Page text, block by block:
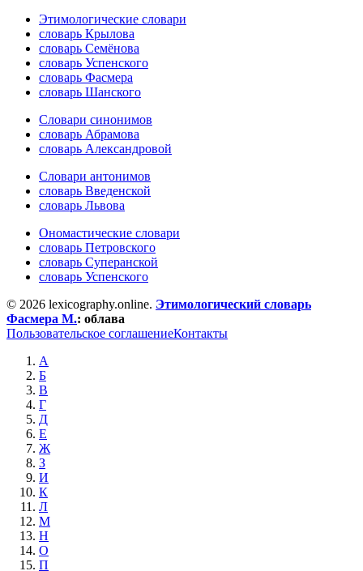
Этимологические словари
словарь Крылова
словарь Семёнова
словарь Успенского
словарь Фасмера
словарь Шанского
Словари синонимов
словарь Абрамова
словарь Александровой
Словари антонимов
словарь Введенской
словарь Львова
Ономастические словари
словарь Петровского
словарь Суперанской
словарь Успенского
© 2026 lexicography.online. Этимологический словарь
Фасмера М.: облава
Пользовательское соглашениеКонтакты
А
Б
В
Г
Д
Е
Ж
З
И
К
Л
М
Н
О
П